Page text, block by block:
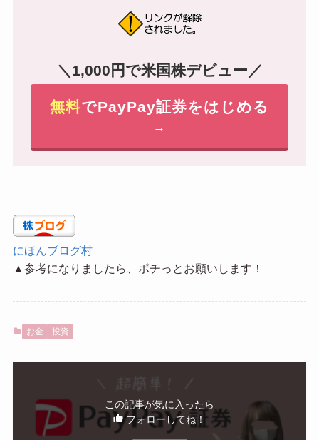
＼1,000円で米国株デビュー／
無料でPayPay証券をはじめる
→
にほんブログ村
▲参考になりましたら、ポチっとお願いします！
お金 投資
この記事が気に入ったら
フォローしてね！